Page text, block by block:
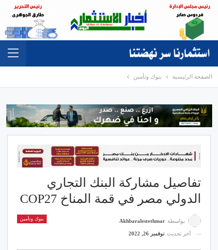
الصفحة الرئيسية بنوك وتأمين
تفاصيل مشاركة البنك التجاري
الدولي مصر في قمة المناخ COP27
بنوك وتأمين بواسطة Akhbaralestethmar
آخر تحديث نوفمبر 26, 2022